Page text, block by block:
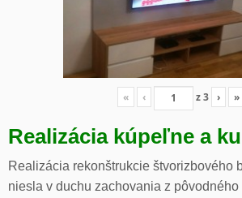
« ‹ z3 › »
Realizácia kúpeľne a
Realizácia rekonštrukcie štvorizbového
niesla v duchu zachovania z pôvodného